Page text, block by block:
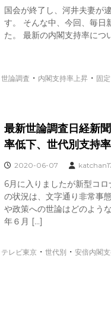
国会が終了し、河井夫妻が
す。 そんな中、今回、毎日
た。 最新の内閣支持率につ
世論調査 ・ 内閣支持率上昇 ・ 固
最新世論調査日経新
率低下、世代別支持
2020-06-07
6月に入りましたが新型コ
の状況は、文字通り非常事
や政策への世論はどのよう
年６月 […]
テレビ東京 ・ 世代別 ・ 安倍内閣